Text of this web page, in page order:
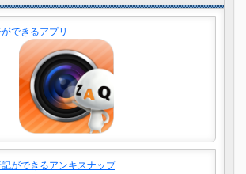
できるアプリ
ができるアンキスナップ